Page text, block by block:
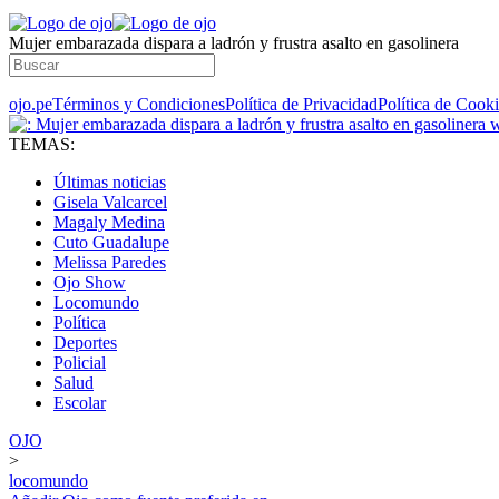
Mujer embarazada dispara a ladrón y frustra asalto en gasolinera
ojo.peTérminos y CondicionesPolítica de PrivacidadPolítica de
TEMAS:
Últimas noticias
Gisela Valcarcel
Magaly Medina
Cuto Guadalupe
Melissa Paredes
Ojo Show
Locomundo
Política
Deportes
Policial
Salud
Escolar
OJO
>
locomundo